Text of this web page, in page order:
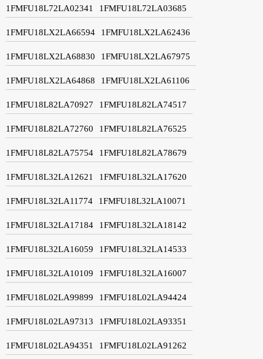
1FMFU18L72LA02341 1FMFU18L72LA03685
1FMFU18LX2LA66594 1FMFU18LX2LA62436
1FMFU18LX2LA68830 1FMFU18LX2LA67975
1FMFU18LX2LA64868 1FMFU18LX2LA61106
1FMFU18L82LA70927 1FMFU18L82LA74517
1FMFU18L82LA72760 1FMFU18L82LA76525
1FMFU18L82LA75754 1FMFU18L82LA78679
1FMFU18L32LA12621 1FMFU18L32LA17620
1FMFU18L32LA11774 1FMFU18L32LA10071
1FMFU18L32LA17184 1FMFU18L32LA18142
1FMFU18L32LA16059 1FMFU18L32LA14533
1FMFU18L32LA10109 1FMFU18L32LA16007
1FMFU18L02LA99899 1FMFU18L02LA94424
1FMFU18L02LA97313 1FMFU18L02LA93351
1FMFU18L02LA94351 1FMFU18L02LA91262